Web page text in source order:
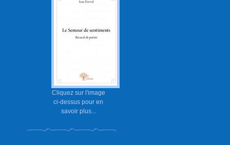
Cliquez sur l'image
ci-dessus pour en
savoir plus...